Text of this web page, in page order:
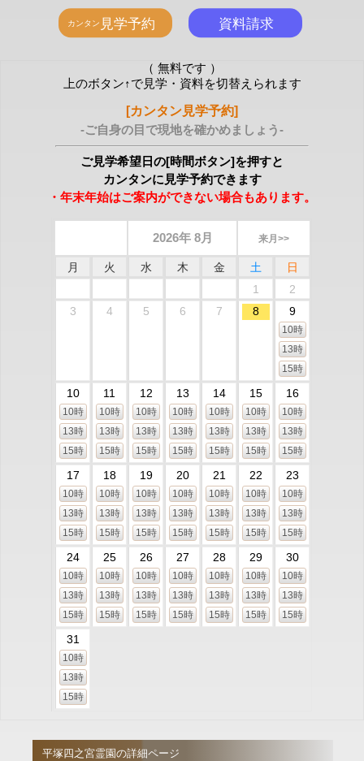
（ 無料です ）
上のボタン↑で見学・資料を切替えられます
[カンタン見学予約]
-ご自身の目で現地を確かめましょう-
ご見学希望日の[時間ボタン]を押すと
カンタンに見学予約できます
・年末年始はご案内ができない場合もあります。
2026年 8月 来月>>
月 火 水 木 金 土
日
1
2
3
4 5 6 7 8 9
10時
13時
15時
10
10時
13時
15時
11
10時
13時
15時
12
10時
13時
15時
13
10時
13時
15時
14
10時
13時
15時
15
10時
13時
15時
16
10時
13時
15時
17
10時
13時
15時
18
10時
13時
15時
19
10時
13時
15時
20
10時
13時
15時
21
10時
13時
15時
22
10時
13時
15時
23
10時
13時
15時
24
10時
13時
15時
25
10時
13時
15時
26
10時
13時
15時
27
10時
13時
15時
28
10時
13時
15時
29
10時
13時
15時
30
10時
13時
15時
31
10時
13時
15時
平塚四之宮霊園の詳細ページ